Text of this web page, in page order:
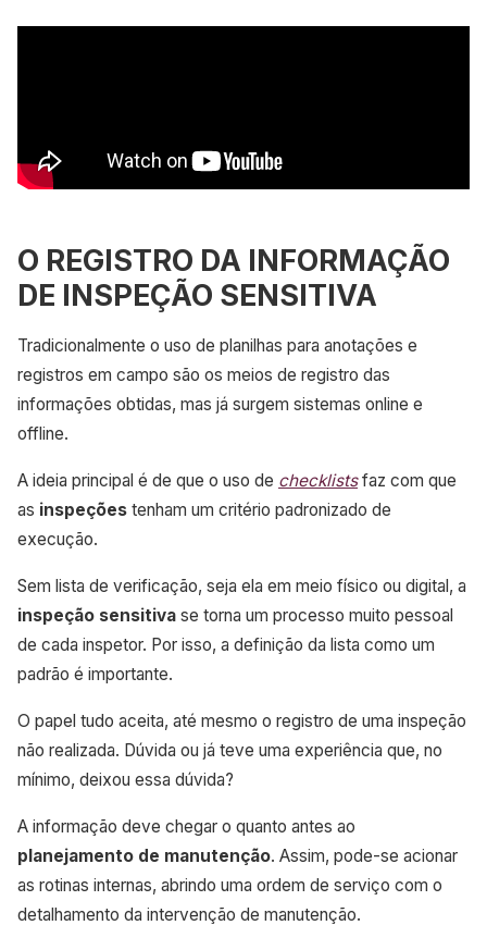
O REGISTRO DA INFORMAÇÃO
DE INSPEÇÃO SENSITIVA
Tradicionalmente o uso de planilhas para anotações e
registros em campo são os meios de registro das
informações obtidas, mas já surgem sistemas online e
offline.
A ideia principal é de que o uso de checklistsfaz com que
as inspeções tenham um critério padronizado de
execução.
Sem lista de verificação, seja ela em meio físico ou digital, a
inspeção sensitiva se torna um processo muito pessoal
de cada inspetor. Por isso, a definição da lista como um
padrão é importante.
O papel tudo aceita, até mesmo o registro de uma inspeção
não realizada. Dúvida ou já teve uma experiência que, no
mínimo, deixou essa dúvida?
A informação deve chegar o quanto antes ao
planejamento de manutenção. Assim, pode-se acionar
as rotinas internas, abrindo uma ordem de serviço com o
detalhamento da intervenção de manutenção.